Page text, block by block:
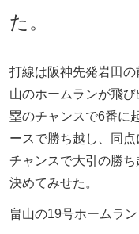
た。
打線は阪神先発岩田
山のホームランが飛
塁のチャンスで6番に
ースで勝ち越し、同
チャンスで大引の勝
決めてみせた。
畠山の19号ホームラ